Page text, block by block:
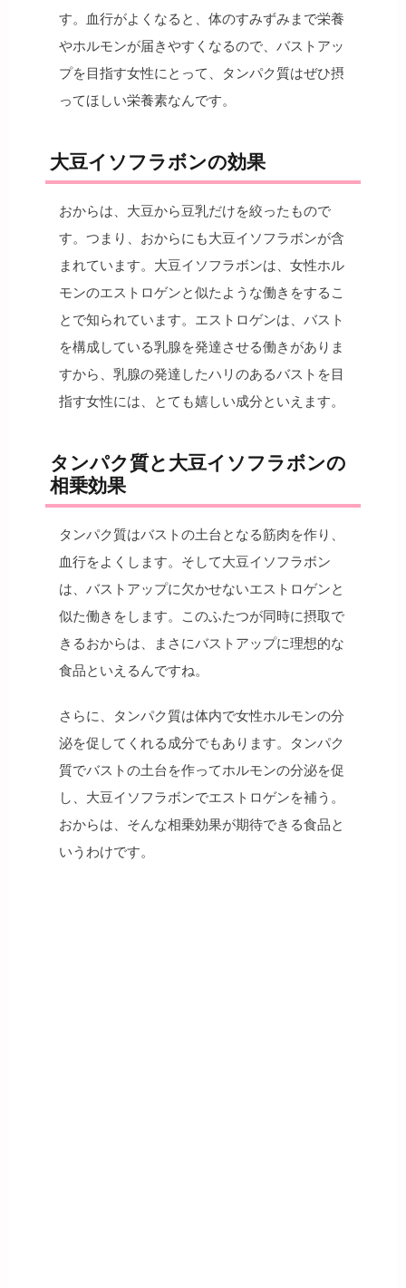
す。血行がよくなると、体のすみずみまで栄養
やホルモンが届きやすくなるので、バストアッ
プを目指す女性にとって、タンパク質はぜひ摂
ってほしい栄養素なんです。
大豆イソフラボンの効果
おからは、大豆から豆乳だけを絞ったもので
す。つまり、おからにも大豆イソフラボンが含
まれています。大豆イソフラボンは、女性ホル
モンのエストロゲンと似たような働きをするこ
とで知られています。エストロゲンは、バスト
を構成している乳腺を発達させる働きがありま
すから、乳腺の発達したハリのあるバストを目
指す女性には、とても嬉しい成分といえます。
タンパク質と大豆イソフラボンの
相乗効果
タンパク質はバストの土台となる筋肉を作り、
血行をよくします。そして大豆イソフラボン
は、バストアップに欠かせないエストロゲンと
似た働きをします。このふたつが同時に摂取で
きるおからは、まさにバストアップに理想的な
食品といえるんですね。
さらに、タンパク質は体内で女性ホルモンの分
泌を促してくれる成分でもあります。タンパク
質でバストの土台を作ってホルモンの分泌を促
し、大豆イソフラボンでエストロゲンを補う。
おからは、そんな相乗効果が期待できる食品と
いうわけです。